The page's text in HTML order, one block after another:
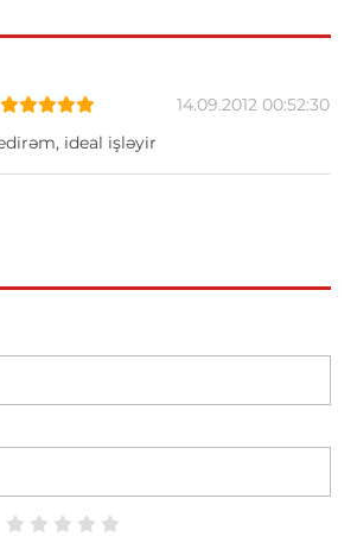
14.09.2012 00:52:30
ideal işləyir